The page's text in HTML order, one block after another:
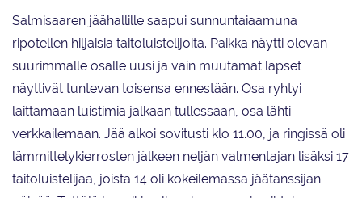
Salmisaaren jäähallille saapui sunnuntaiaamuna
ripotellen hiljaisia taitoluistelijoita. Paikka näytti olevan
suurimmalle osalle uusi ja vain muutamat lapset
näyttivät tuntevan toisensa ennestään. Osa ryhtyi
laittamaan luistimia jalkaan tullessaan, osa lähti
verkkailemaan. Jää alkoi sovitusti klo 11.00, ja ringissä oli
lämmittelykierrosten jälkeen neljän valmentajan lisäksi 17
taitoluistelijaa, joista 14 oli kokeilemassa jäätanssijan